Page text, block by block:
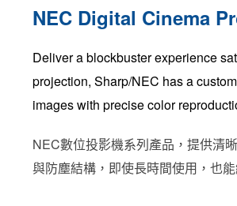
NEC Digital Cinema
Deliver a blockbuster experience
projection, Sharp/NEC has a
images with precise color
NEC數位投影機系列產品，提供清
與防塵結構，即使長時間使用，也